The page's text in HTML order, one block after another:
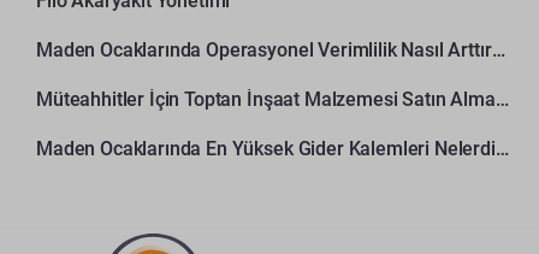
Maden Ocaklarında Operasyonel Verimlilik Nasıl Arttırılır?
Müteahhitler İçin Toptan İnşaat Malzemesi Satın Alma Rehberi
Maden Ocaklarında En Yüksek Gider Kalemleri Nelerdir?